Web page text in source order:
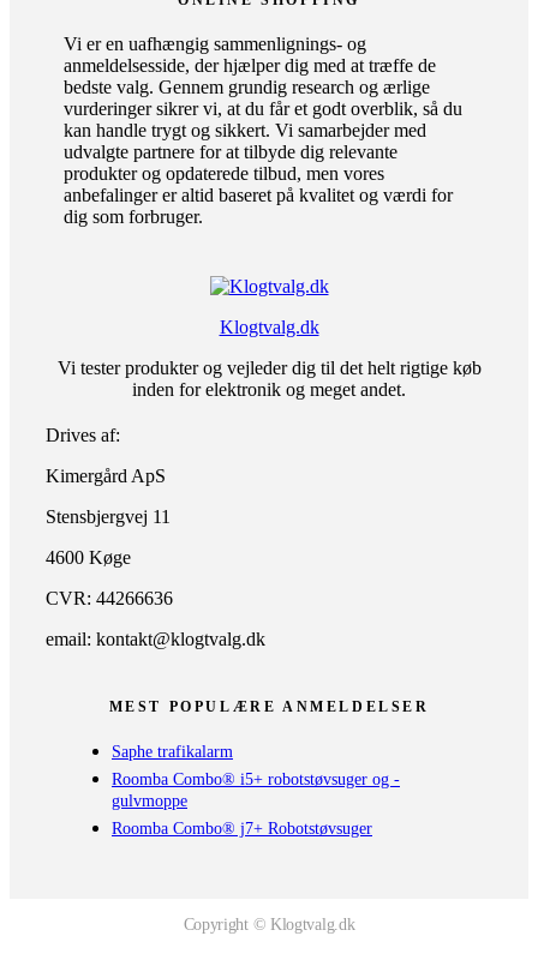
Vi er en uafhængig sammenlignings- og
anmeldelsesside, der hjælper dig med at træffe de
bedste valg. Gennem grundig research og ærlige
vurderinger sikrer vi, at du får et godt overblik, så du
kan handle trygt og sikkert. Vi samarbejder med
udvalgte partnere for at tilbyde dig relevante
produkter og opdaterede tilbud, men vores
anbefalinger er altid baseret på kvalitet og værdi for
dig som forbruger.
Klogtvalg.dk
Vi tester produkter og vejleder dig til det helt rigtige køb
inden for elektronik og meget andet.
Drives af:
Kimergård ApS
Stensbjergvej 11
4600 Køge
CVR: 44266636
email: kontakt@klogtvalg.dk
MEST POPULÆRE ANMELDELSER
Saphe trafikalarm
Roomba Combo® i5+ robotstøvsuger og -
gulvmoppe
Roomba Combo® j7+ Robotstøvsuger
Copyright © Klogtvalg.dk